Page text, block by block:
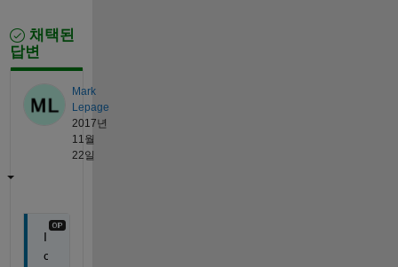
채택된
답변
Mark
Lepage
2017년
11월
22일
I
c